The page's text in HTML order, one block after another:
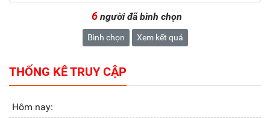
6 người đã bình chọn
Bình chọn Xem kết quả
THỐNG KÊ TRUY CẬP
Hôm nay: